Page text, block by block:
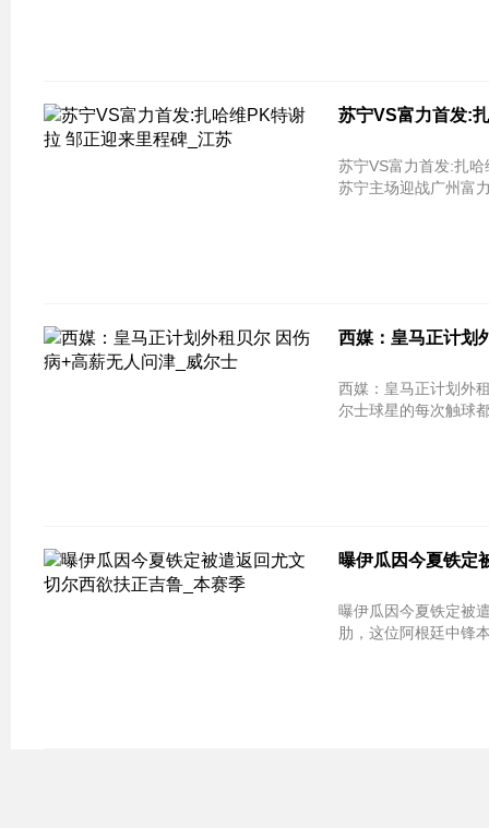
苏宁VS富力首发:
苏宁VS富力首发:扎哈维PK特谢拉
苏宁主场迎战广州富
西媒：皇马正计划
西媒：皇马正计划外租贝尔 因伤病
尔士球星的每次触球
曝伊瓜因今夏铁定
曝伊瓜因今夏铁定被遣返回尤文 切
肋，这位阿根廷中锋